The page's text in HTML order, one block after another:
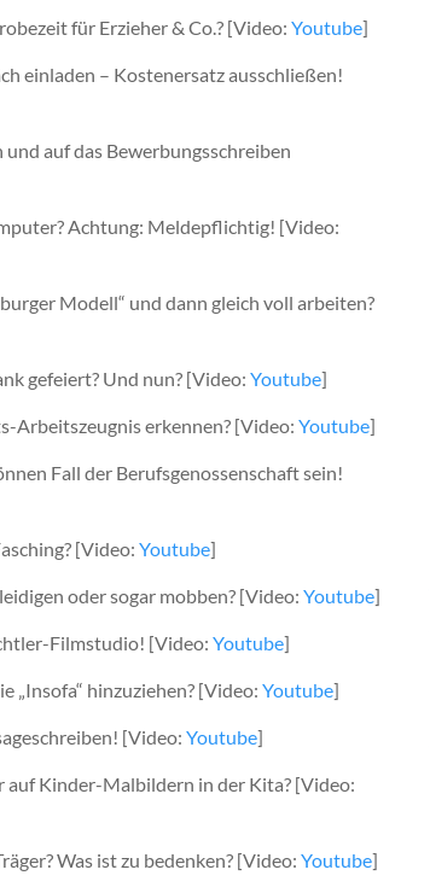
für Erzieher & Co.? [Video: Youtube]
einladen – Kostenersatz ausschließen!
auf das Bewerbungsschreiben
Achtung: Meldepflichtig! [Video:
Modell“ und dann gleich voll arbeiten?
gefeiert? Und nun? [Video: Youtube]
Arbeitszeugnis erkennen? [Video: Youtube]
Fall der Berufsgenossenschaft sein!
[Video: Youtube]
oder sogar mobben? [Video: Youtube]
Filmstudio! [Video: Youtube]
„Insofa“ hinzuziehen? [Video: Youtube]
[Video: Youtube]
Kinder-Malbildern in der Kita? [Video:
Was ist zu bedenken? [Video: Youtube]